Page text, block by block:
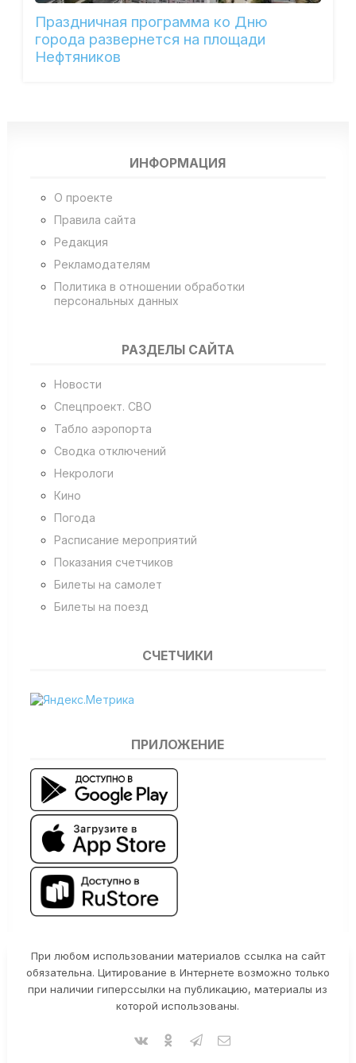
Праздничная программа ко Дню
города развернется на площади
Нефтяников
ИНФОРМАЦИЯ
О проекте
Правила сайта
Редакция
Рекламодателям
Политика в отношении обработки
персональных данных
РАЗДЕЛЫ САЙТА
Новости
Спецпроект. СВО
Табло аэропорта
Сводка отключений
Некрологи
Кино
Погода
Расписание мероприятий
Показания счетчиков
Билеты на самолет
Билеты на поезд
СЧЕТЧИКИ
ПРИЛОЖЕНИЕ
При любом использовании материалов ссылка на сайт
обязательна. Цитирование в Интернете возможно только
при наличии гиперссылки на публикацию, материалы из
которой использованы.